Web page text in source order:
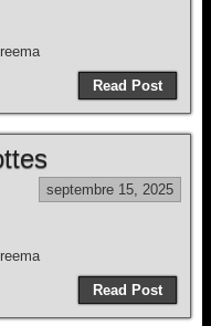
Read Post
septembre 15, 2025
Read Post